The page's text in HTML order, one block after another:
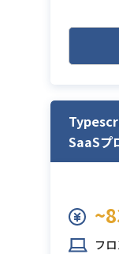
SaaSプ
追加開
フ